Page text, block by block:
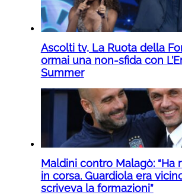
Ascolti tv, La Ruota della
ormai una non-sfida con
Summer
Maldini contro Malagò: “Ha
in corsa. Guardiola era
scriveva la formazioni”